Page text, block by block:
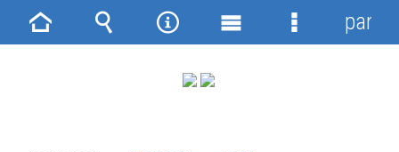
Strona Wyszukiwarka
NarzędziaMenu
Menu
panel